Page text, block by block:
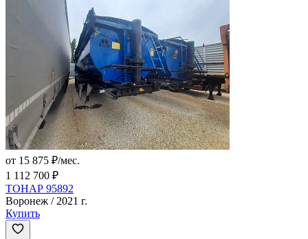
от 15 875 ₽/мес.
1 112 700 ₽
ТОНАР 95892
Воронеж / 2021 г.
Купить